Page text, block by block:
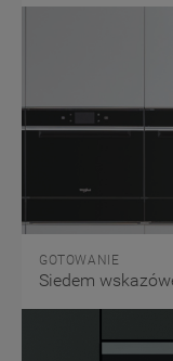
GOTOWANIE
Siedem